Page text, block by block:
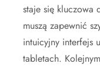
staje się kluczowa
muszą zapewnić
intuicyjny interfejs
tabletach.